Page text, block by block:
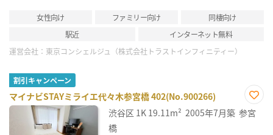
女性向け ファミリー向け
同棲向け
駅近
インターネット無料
運営会社： 東京コンシェルジュ（株式会社トラストインフィニティー）
割引キャンペーン
マイナビSTAYミライエ代々木参宮橋 402(No.900266)
お気
に入
渋谷区 1K 19.11m² 2005年7月築 参宮
橋